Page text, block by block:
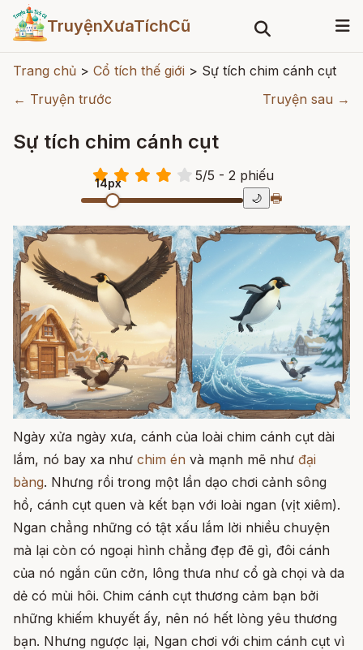
TruyệnXưaTíchCũ
Trang chủ > Cổ tích thế giới > Sự tích chim cánh cụt
← Truyện trước
Truyện sau →
Sự tích chim cánh cụt
5/5 - 2phiếu
14px
🌙 🖶
Ngày xửa ngày xưa, cánh của loài chim cánh cụt dài
lắm, nó bay xa như chim én và mạnh mẽ như đại
bàng. Nhưng rồi trong một lần dạo chơi cảnh sông
hồ, cánh cụt quen và kết bạn với loài ngan (vịt xiêm).
Ngan chẳng những có tật xấu lắm lời nhiều chuyện
mà lại còn có ngoại hình chẳng đẹp đẽ gì, đôi cánh
của nó ngắn cũn cởn, lông thưa như cổ gà chọi và da
dẻ có mùi hôi. Chim cánh cụt thương cảm bạn bởi
những khiếm khuyết ấy, nên nó hết lòng yêu thương
bạn. Nhưng ngược lại, Ngan chơi với chim cánh cụt vì